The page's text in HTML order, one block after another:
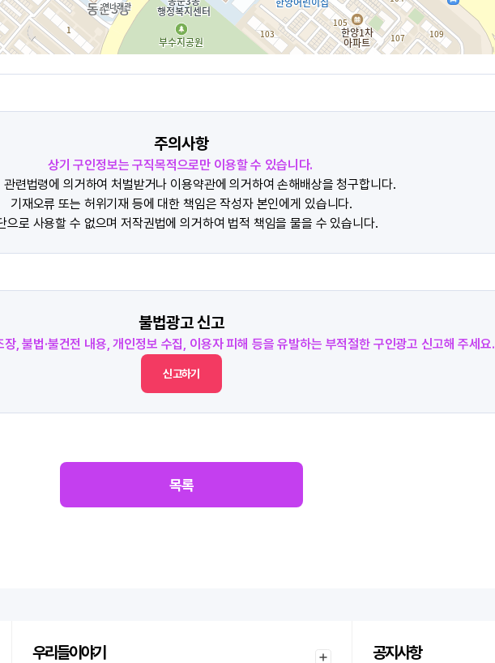
주의사항
상기 구인정보는 구직목적으로만 이용할 수 있습니다.
관련법령에 의거하여 처벌받거나 이용약관에 의거하여 손해배상을 청구합니다.
기재오류 또는 허위기재 등에 대한 책임은 작성자 본인에게 있습니다.
으로 사용할 수 없으며 저작권법에 의거하여 법적 책임을 물을 수 있습니다.
불법광고 신고
장, 불법·불건전 내용, 개인정보 수집, 이용자 피해 등을 유발하는 부적절한 구인광고 신고해 주세요.
신고하기
목록
우리들이야기 공지사항